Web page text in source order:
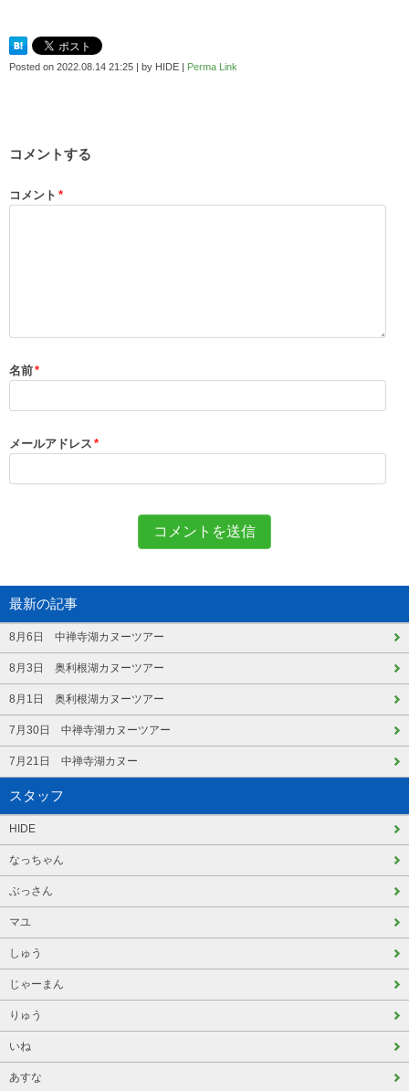
Posted on 2022.08.14 21:25 | by HIDE | Perma Link
コメントする
コメント *
名前*
メールアドレス *
最新の記事
8月6日 中禅寺湖カヌーツアー
8月3日 奥利根湖カヌーツアー
8月1日 奥利根湖カヌーツアー
7月30日 中禅寺湖カヌーツアー
7月21日 中禅寺湖カヌー
スタッフ
HIDE
なっちゃん
ぶっさん
マユ
しゅう
じゃーまん
りゅう
いね
あすな